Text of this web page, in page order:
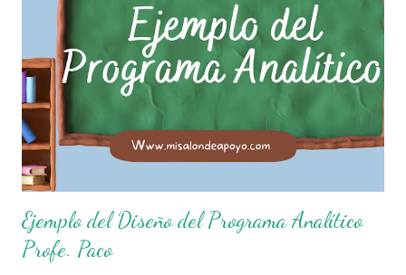
continuación les compartimos algunos ejemplos de reglas
de salón de clases: 1. Cumplo con mis tareas y trabajos. 2.
Cuidado mi higiene personal. 3. Levanto la mano para
hablar. 4. Pido permiso para ir al baño 5. Deposito la
basura en su lugar. 6. Cumplo con mis útiles esc...
Ejemplo del Diseño del Programa Analítico
Profe. Paco